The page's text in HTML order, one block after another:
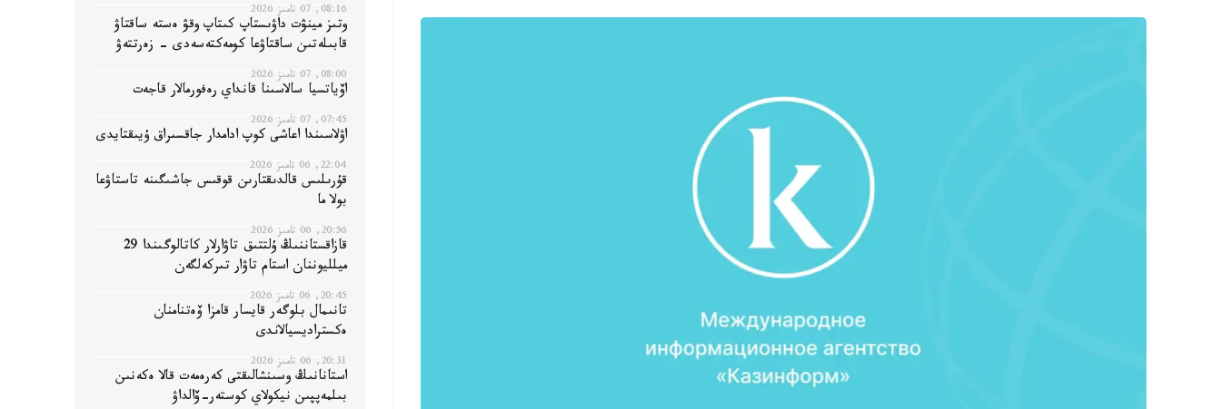
08:16, 07 تامىز 2026
وتىز مينۋت داۋىستاپ كىتاپ وقۋ ەستە ساقتاۋ
قابىلەتىن ساقتاۋعا كومەكتەسەدى - زەرتتەۋ
08:00, 07 تامىز 2026
اۆياتسيا سالاسىنا قانداي رەفورمالار قاجەت
07:45, 07 تامىز 2026
اۋلاسىندا اعاشى كوپ ادامدار جاقسىراق ۇيىقتايدى
22:04, 06 تامىز 2026
قۇرىلىس قالدىقتارىن قوقىس جاشىگىنە تاستاۋعا
بولا ما
20:56, 06 تامىز 2026
قازاقستاننىڭ ۇلتتىق تاۋارلار كاتالوگىندا 29
ميلليوننان استام تاۋار تىركەلگەن
20:45, 06 تامىز 2026
تانىمال بلوگەر قايسار قامزا ۆەتنامنان
ەكستراديسيالاندى
20:31, 06 تامىز 2026
استانانىڭ وسىنشالىقتى كەرەمەت قالا ەكەنىن
بىلمەپپىن نيكولاي كوستەر-ۆالداۋ